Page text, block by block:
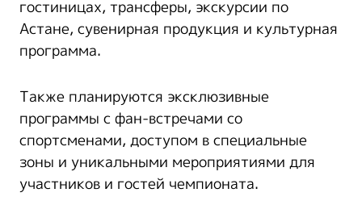
гостиницах, трансферы, экскурсии по
Астане, сувенирная продукция и культурная
программа.
Также планируются эксклюзивные
программы с фан-встречами со
спортсменами, доступом в специальные
зоны и уникальными мероприятиями для
участников и гостей чемпионата.